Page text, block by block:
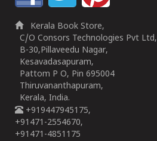
Kerala Book Store,
C/O Consors Technologies Pvt Ltd,
B-30,Pillaveedu Nagar,
Kesavadasapuram,
Pattom P O, Pin 695004
Thiruvananthapuram,
Kerala, India.
+919447945175,
+91471-2554670,
+91471-4851175